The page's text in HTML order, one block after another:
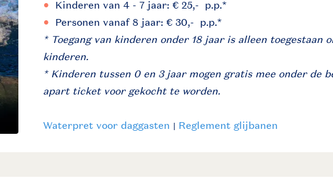
Kinderen van 4 - 7 jaar: € 25,- p.p.*
Personen vanaf 8 jaar: € 30,-  p.p.*
* Toegang van kinderen onder 18 jaar is alleen toegestaan
kinderen.
* Kinderen tussen 0 en 3 jaar mogen gratis mee onder de
apart ticket voor gekocht te worden.
Waterpret voor daggasten | Reglement glijbanen